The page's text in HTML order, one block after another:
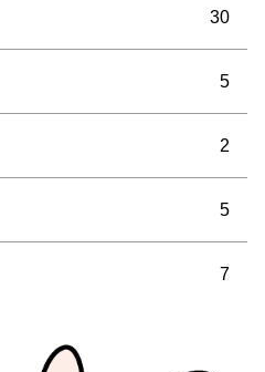
30
5
2
5
7